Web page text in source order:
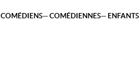
COMÉDIENS COMÉDIENNES